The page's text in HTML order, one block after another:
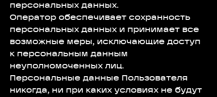
персональных данных.
Оператор обеспечивает сохранность
персональных данных и принимает все
возможные меры, исключающие доступ
к персональным данным
неуполномоченных лиц.
Персональные данные Пользователя
никогда, ни при каких условиях не будут